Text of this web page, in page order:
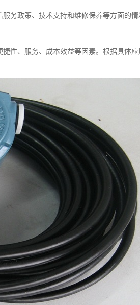
务政策、技术支持和维修保养等方面的情
性、服务、成本效益等因素。根据具体